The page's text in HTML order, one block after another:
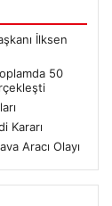
İlksen
50
Kararı
Aracı Olayı